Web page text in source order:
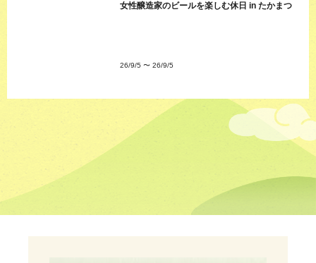
女性醸造家のビールを楽しむ休日 in たかまつ
26/9/5 〜 26/9/5